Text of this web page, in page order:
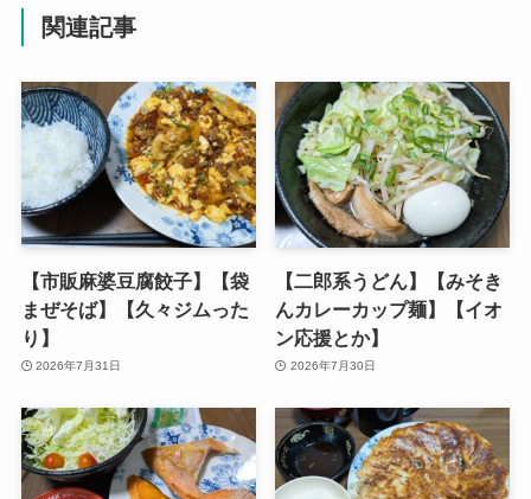
関連記事
【市販麻婆豆腐餃子】【袋
まぜそば】【久々ジムった
り】
2026年7月31日
【二郎系うどん】【みそき
んカレーカップ麺】【イオ
ン応援とか】
2026年7月30日